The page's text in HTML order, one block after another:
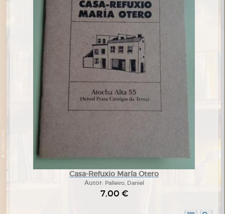
Casa-Refuxio María Otero
Autor: Palleiro, Daniel
7,00 €